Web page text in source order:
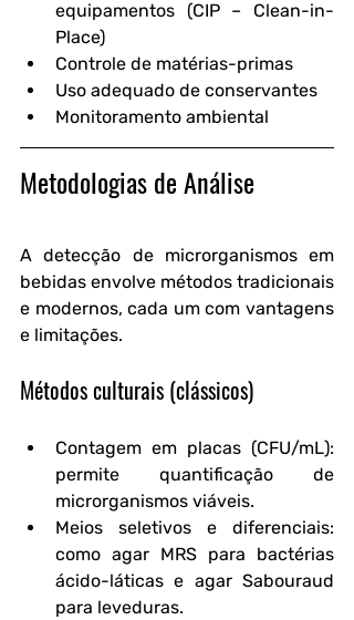
equipamentos (CIP – Clean-in-
Place)
Controle de matérias-primas
Uso adequado de conservantes
Monitoramento ambiental
Metodologias de Análise
A detecção de microrganismos em
bebidas envolve métodos tradicionais
e modernos, cada um com vantagens
e limitações.
Métodos culturais (clássicos)
Contagem em placas (CFU/mL):
permite quantificação de
microrganismos viáveis.
Meios seletivos e diferenciais:
como agar MRS para bactérias
ácido-láticas e agar Sabouraud
para leveduras.